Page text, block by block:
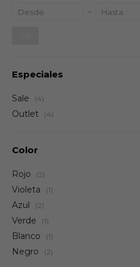
Especiales
Sale (4)
Outlet (4)
Color
Rojo (2)
Violeta (1)
Azul (2)
Verde (1)
Blanco (1)
Negro (2)